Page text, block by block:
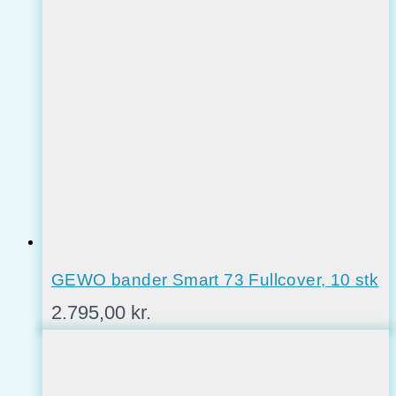
GEWO bander Smart 73 Fullcover, 10 stk
2.795,00 kr.